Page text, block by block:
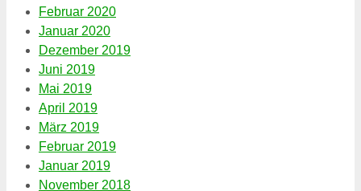
Februar 2020
Januar 2020
Dezember 2019
Juni 2019
Mai 2019
April 2019
März 2019
Februar 2019
Januar 2019
November 2018